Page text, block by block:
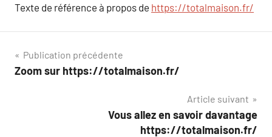
Texte de référence à propos de https://totalmaison.fr/
Navigation
de
Publication précédente
Zoom sur https://totalmaison.fr/
Article suivant
Vous allez en savoir davantage
https://totalmaison.fr/